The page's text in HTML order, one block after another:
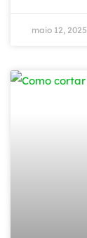
maio 12, 2025